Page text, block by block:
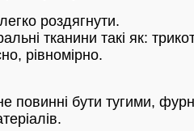
роздягнути.
тканини такі як:
​​рівномірно.
бути тугими,